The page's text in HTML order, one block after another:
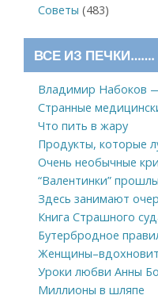
Советы (483)
ВСЕ ИЗ ПЕЧКИ…….
Владимир Набоков
Странные
Что пить в жару
Продукты, которые
Очень необычные
“Валентинки”
Здесь занимают
Книга Страшного
Бутербродное
Уроки любви Анны
Миллионы в шляпе